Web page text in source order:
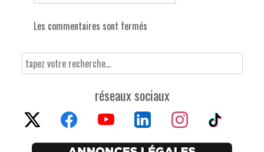
Les commentaires sont fermés
réseaux sociaux